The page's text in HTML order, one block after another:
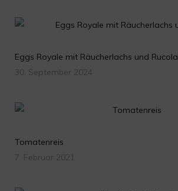
Eggs Royale mit Räucherlachs und Rucola
30. September 2024
Tomatenreis
7. Februar 2021